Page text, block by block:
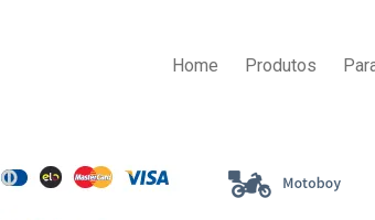
Home Produtos
ENTREGA